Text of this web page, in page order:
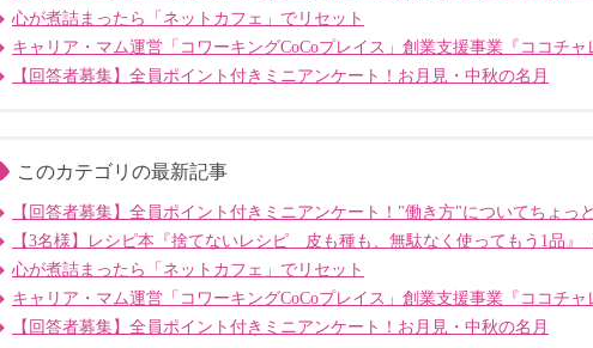
心が煮詰まったら「ネットカフェ」でリセット
キャリア・マム運営「コワーキングCoCoプレイス」創業支援事業『ココチャ
【回答者募集】全員ポイント付きミニアンケート！お月見・中秋の名月
このカテゴリの最新記事
【回答者募集】全員ポイント付きミニアンケート！"働き方"についてちょっ
【3名様】レシピ本『捨てないレシピ 皮も種も、無駄なく使ってもう1品』
心が煮詰まったら「ネットカフェ」でリセット
キャリア・マム運営「コワーキングCoCoプレイス」創業支援事業『ココチャ
【回答者募集】全員ポイント付きミニアンケート！お月見・中秋の名月